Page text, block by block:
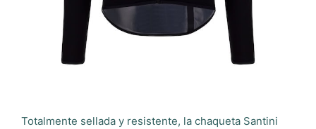
Totalmente sellada y resistente, la chaqueta Santini